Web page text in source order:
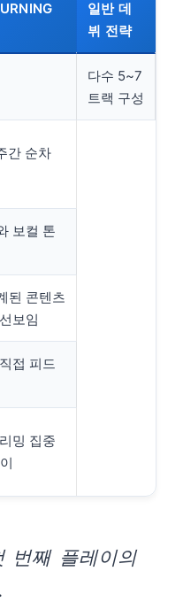
일반 데
뷔 전략
다수 5~7
트랙 구성
간 순차
보컬 톤
된 콘텐츠
보임
접 피드
밍 집중
번째 플레이의